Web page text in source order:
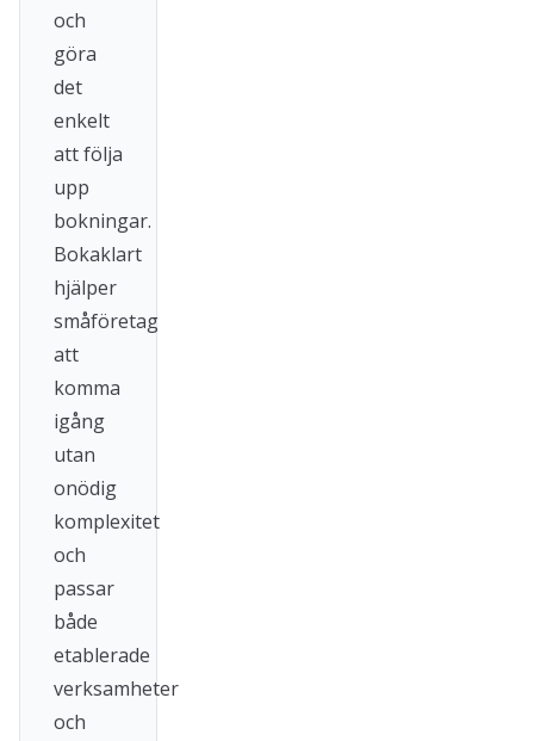
och
göra
det
enkelt
att följa
upp
bokningar.
Bokaklart
hjälper
småföretag
att
komma
igång
utan
onödig
komplexitet
och
passar
både
etablerade
verksamheter
och